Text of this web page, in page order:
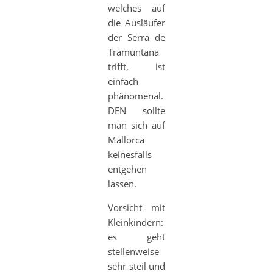
welches auf
die Ausläufer
der Serra de
Tramuntana
trifft, ist
einfach
phänomenal.
DEN sollte
man sich auf
Mallorca
keinesfalls
entgehen
lassen.
Vorsicht mit
Kleinkindern:
es geht
stellenweise
sehr steil und